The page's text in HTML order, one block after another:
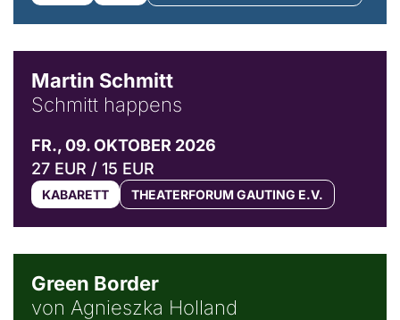
Martin Schmitt
Schmitt happens
FR., 09. OKTOBER 2026
27 EUR / 15 EUR
KABARETT THEATERFORUM GAUTING E.V.
Green Border
von Agnieszka Holland